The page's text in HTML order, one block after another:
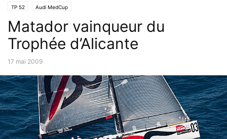
TP 52 Audi MedCup
Matador vainqueur du
Trophée d’Alicante
17 mai 2009